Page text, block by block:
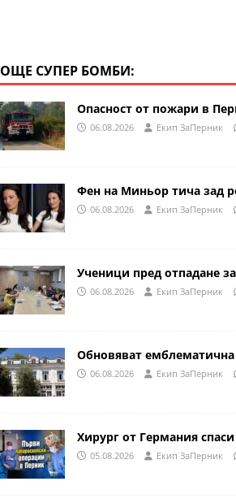
ОЩЕ СУПЕР БОМБИ:
Опасност от пожари в
06.08.2026 Eкип ЗаПерник
Фен на Миньор тича зад
06.08.2026 Eкип ЗаПерник
Ученици пред отпадане
06.08.2026 Eкип ЗаПерник
Обновяват
06.08.2026 Eкип ЗаПерник
Хирург от Германия
05.08.2026 Eкип ЗаПерник